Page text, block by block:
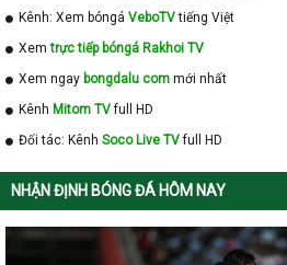
Kênh: Xem bóngá VeboTVtiếng Việt
Xemtrực tiếp bóngá Rakhoi TV
Xem ngay bongdalu com mới nhất
Kênh Mitom TVfull HD
Đối tác: Kênh Soco Live TVfull HD
NHẬN ĐỊNH BÓNG ĐÁ HÔM NAY